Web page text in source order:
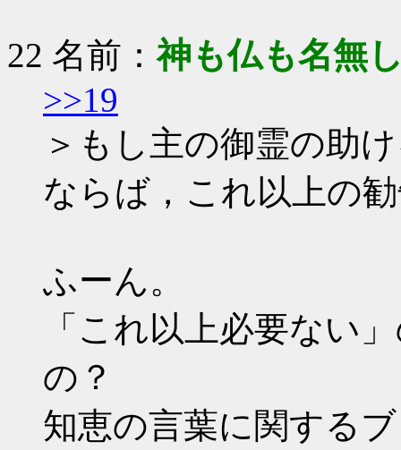
22 名前：神も仏も名無
>>19
＞もし主の御霊の助
ならば，これ以上の
ふーん。
「これ以上必要ない
の？
知恵の言葉に関する